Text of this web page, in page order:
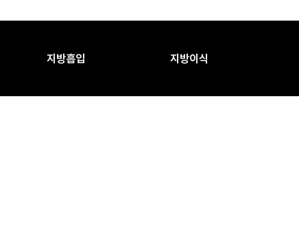
지방흡입 지방이식